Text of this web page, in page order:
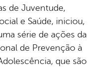
de Juventude,
e Saúde, iniciou,
série de ações da
de Prevenção à
que são